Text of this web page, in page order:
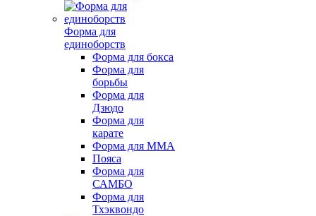
Форма для
единоборств
Форма для бокса
Форма для
борьбы
Форма для
Дзюдо
Форма для
карате
Форма для MMA
Пояса
Форма для
САМБО
Форма для
Тхэквондо